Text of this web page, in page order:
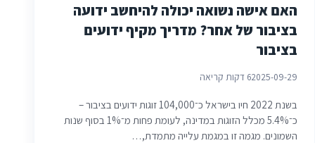
האם אישה נשואה יכולה להיחשב ידועה
בציבור של אחר? מדריך מקיף ידועים
בציבור
2025-09-296 דקות קריאה
בשנת 2022 חיו בישראל כ־104,000 זוגות ידועים בציבור –
כ־5.4% מכלל הזוגות במדינה, לעומת פחות מ־1% בסוף שנות
השמונים. מגמה זו במגמת עלייה מתמדת,…